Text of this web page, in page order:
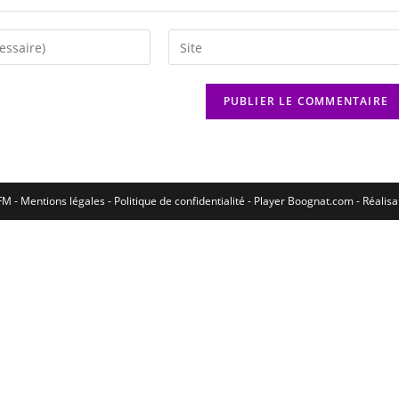
- Mentions légales - Politique de confidentialité - Player Boognat.com-